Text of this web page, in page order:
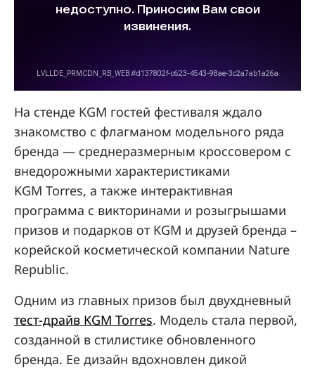
На стенде KGM гостей фестиваля ждало
знакомство с флагманом модельного ряда
бренда — среднеразмерным кроссовером с
внедорожными характеристиками
KGM Torres, а также интерактивная
программа с викторинами и розыгрышами
призов и подарков от KGM и друзей бренда –
корейской косметической компании Nature
Republic.
Одним из главных призов был двухдневный
тест-драйв KGM Torres. Модель стала первой,
созданной в стилистике обновленного
бренда. Ее дизайн вдохновлен дикой